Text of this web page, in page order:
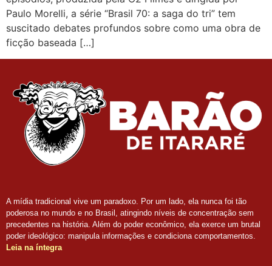
Paulo Morelli, a série “Brasil 70: a saga do tri” tem
suscitado debates profundos sobre como uma obra de
ficção baseada […]
A mídia tradicional vive um paradoxo. Por um lado, ela nunca foi tão
poderosa no mundo e no Brasil, atingindo níveis de concentração sem
precedentes na história. Além do poder econômico, ela exerce um brutal
poder ideológico: manipula informações e condiciona comportamentos.
Leia na íntegra